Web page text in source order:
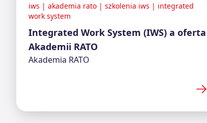
iws | akademia rato | szkolenia iws | integrated
work system
Integrated Work System (IWS) a oferta
Akademii RATO
Akademia RATO